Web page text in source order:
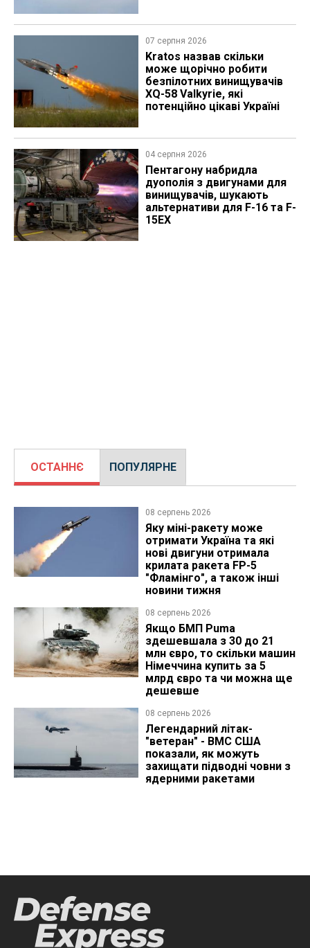
07 серпня 2026
Kratos назвав скільки
може щорічно робити
безпілотних винищувачів
XQ-58 Valkyrie, які
потенційно цікаві Україні
04 серпня 2026
Пентагону набридла
дуополія з двигунами для
винищувачів, шукають
альтернативи для F-16 та F-
15EX
ОСТАННЄ ПОПУЛЯРНЕ
08 серпень 2026
Яку міні-ракету може
отримати Україна та які
нові двигуни отримала
крилата ракета FP-5
"Фламінго", а також інші
новини тижня
08 серпень 2026
Якщо БМП Puma
здешевшала з 30 до 21
млн євро, то скільки машин
Німеччина купить за 5
млрд євро та чи можна ще
дешевше
08 серпень 2026
Легендарний літак-
"ветеран" - ВМС США
показали, як можуть
захищати підводні човни з
ядерними ракетами